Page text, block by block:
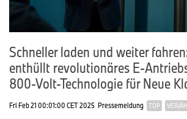
Schneller laden und weiter
enthüllt revolutionäres E-
800-Volt-Technologie für Neue
Fri Feb 21 00:01:00 CET 2025 Pressemeldung TOP